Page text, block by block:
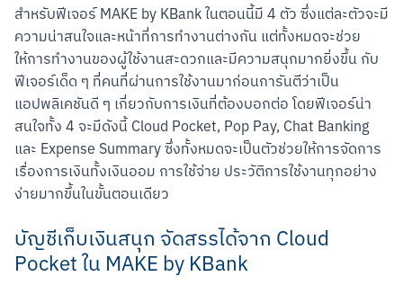
สำหรับฟีเจอร์ MAKE by KBank ในตอนนี้มี 4 ตัว ซึ่งแต่ละตัวจะมี
ความน่าสนใจและหน้าที่การทำงานต่างกัน แต่ทั้งหมดจะช่วย
ให้การทำงานของผู้ใช้งานสะดวกและมีความสนุกมากยิ่งขึ้น กับ
ฟีเจอร์เด็ด ๆ ที่คนที่ผ่านการใช้งานมาก่อนการันตีว่าเป็น
แอปพลิเคชันดี ๆ เกี่ยวกับการเงินที่ต้องบอกต่อ โดยฟีเจอร์น่า
สนใจทั้ง 4 จะมีดังนี้ Cloud Pocket, Pop Pay, Chat Banking
และ Expense Summary ซึ่งทั้งหมดจะเป็นตัวช่วยให้การจัดการ
เรื่องการเงินทั้งเงินออม การใช้จ่าย ประวัติการใช้งานทุกอย่าง
ง่ายมากขึ้นในขั้นตอนเดียว
บัญชีเก็บเงินสนุก จัดสรรได้จาก Cloud
Pocket ใน MAKE by KBank